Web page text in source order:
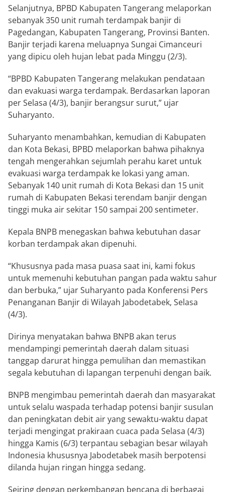
Selanjutnya, BPBD Kabupaten Tangerang melaporkan
sebanyak 350 unit rumah terdampak banjir di
Pagedangan, Kabupaten Tangerang, Provinsi Banten.
Banjir terjadi karena meluapnya Sungai Cimanceuri
yang dipicu oleh hujan lebat pada Minggu (2/3).
“BPBD Kabupaten Tangerang melakukan pendataan
dan evakuasi warga terdampak. Berdasarkan laporan
per Selasa (4/3), banjir berangsur surut,” ujar
Suharyanto.
Suharyanto menambahkan, kemudian di Kabupaten
dan Kota Bekasi, BPBD melaporkan bahwa pihaknya
tengah mengerahkan sejumlah perahu karet untuk
evakuasi warga terdampak ke lokasi yang aman.
Sebanyak 140 unit rumah di Kota Bekasi dan 15 unit
rumah di Kabupaten Bekasi terendam banjir dengan
tinggi muka air sekitar 150 sampai 200 sentimeter.
Kepala BNPB menegaskan bahwa kebutuhan dasar
korban terdampak akan dipenuhi.
“Khususnya pada masa puasa saat ini, kami fokus
untuk memenuhi kebutuhan pangan pada waktu sahur
dan berbuka,” ujar Suharyanto pada Konferensi Pers
Penanganan Banjir di Wilayah Jabodetabek, Selasa
(4/3).
Dirinya menyatakan bahwa BNPB akan terus
mendampingi pemerintah daerah dalam situasi
tanggap darurat hingga pemulihan dan memastikan
segala kebutuhan di lapangan terpenuhi dengan baik.
BNPB mengimbau pemerintah daerah dan masyarakat
untuk selalu waspada terhadap potensi banjir susulan
dan peningkatan debit air yang sewaktu-waktu dapat
terjadi mengingat prakiraan cuaca pada Selasa (4/3)
hingga Kamis (6/3) terpantau sebagian besar wilayah
Indonesia khususnya Jabodetabek masih berpotensi
dilanda hujan ringan hingga sedang.
Seiring dengan perkembangan bencana di berbagai